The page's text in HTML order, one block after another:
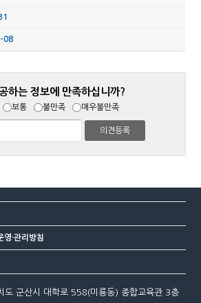
08
하는 정보에 만족하십니까?
보통 불만족 매우불만족
영·관리방침
도 군산시 대학로 558(미룡동) 종합교육관 3층